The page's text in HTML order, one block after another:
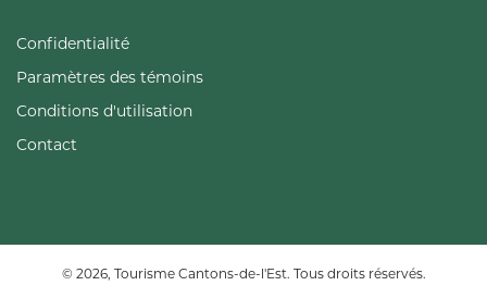
Confidentialité
Paramètres des témoins
Conditions d'utilisation
Contact
© 2026, Tourisme Cantons-de-l'Est. Tous droits réservés.